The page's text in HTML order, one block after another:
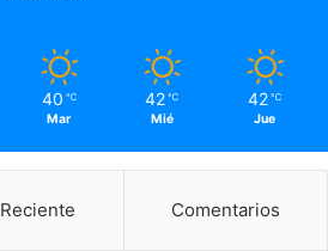
40 ℃
Mar
42 ℃
Mié
42 ℃
Jue
Reciente Comentarios